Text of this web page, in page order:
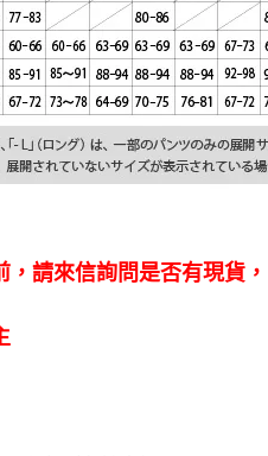
， 請來信詢問是否有現貨